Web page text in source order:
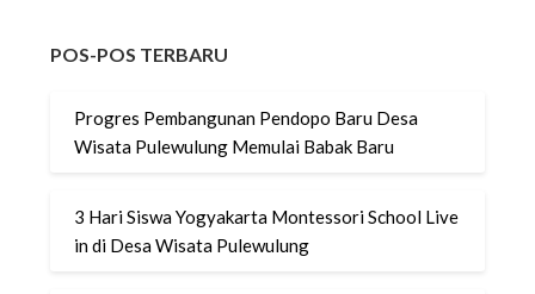
POS-POS TERBARU
Progres Pembangunan Pendopo Baru Desa
Wisata Pulewulung Memulai Babak Baru
3 Hari Siswa Yogyakarta Montessori School Live
in di Desa Wisata Pulewulung